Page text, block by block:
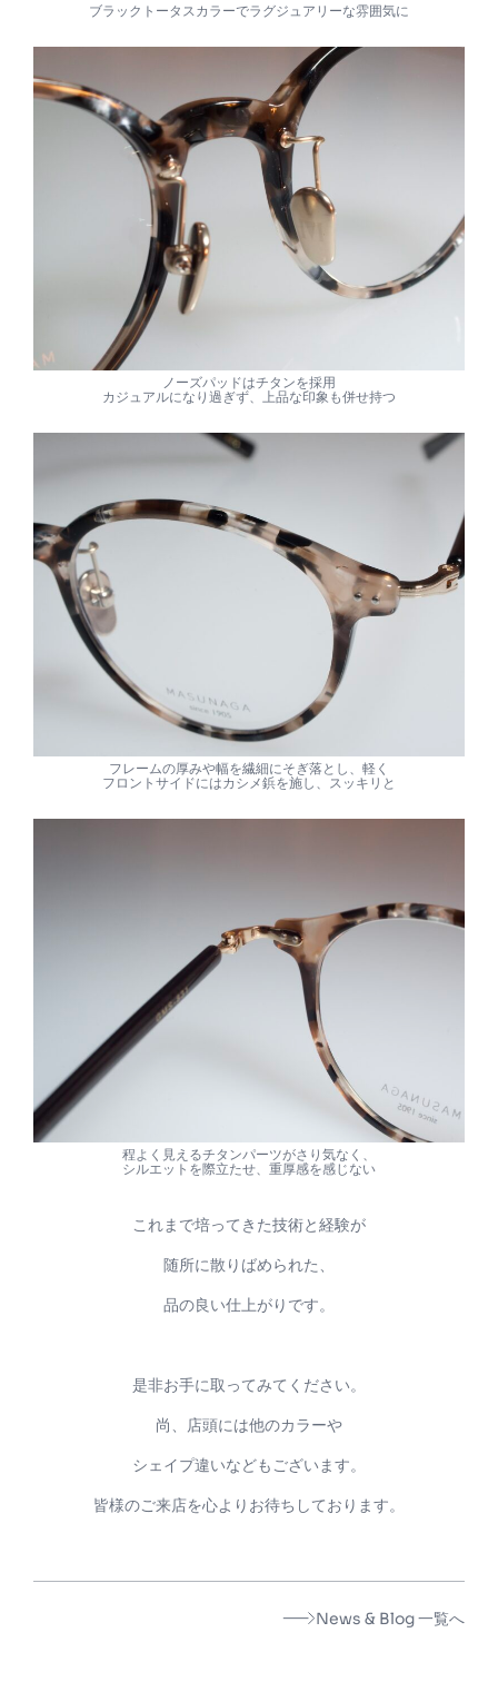
ブラックトータスカラーでラグジュアリーな雰囲気に
ノーズパッドはチタンを採用
カジュアルになり過ぎず、上品な印象も併せ持つ
フレームの厚みや幅を繊細にそぎ落とし、軽く
フロントサイドにはカシメ鋲を施し、スッキリと
程よく見えるチタンパーツがさり気なく、
シルエットを際立たせ、重厚感を感じない
これまで培ってきた技術と経験が
随所に散りばめられた、
品の良い仕上がりです。
是非お手に取ってみてください。
尚、店頭には他のカラーや
シェイプ違いなどもございます。
皆様のご来店を心よりお待ちしております。
News & Blog 一覧へ